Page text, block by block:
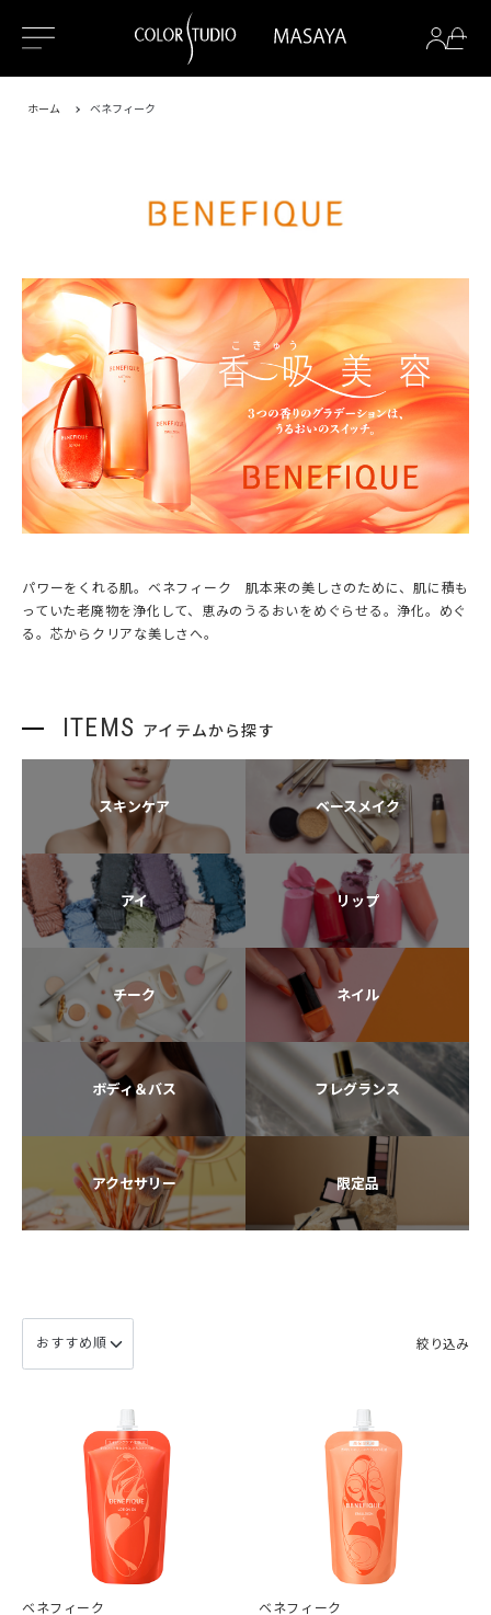
ホーム ベネフィーク
パワーをくれる肌。ベネフィーク 肌本来の美しさのために、肌に積も
っていた老廃物を浄化して、恵みのうるおいをめぐらせる。浄化。めぐ
る。芯からクリアな美しさへ。
ITEMS アイテムから探す
スキンケア ベースメイク
アイ リップ
チーク ネイル
ボディ＆バス フレグランス
アクセサリー 限定品
絞り込み
ベネフィーク ベネフィーク